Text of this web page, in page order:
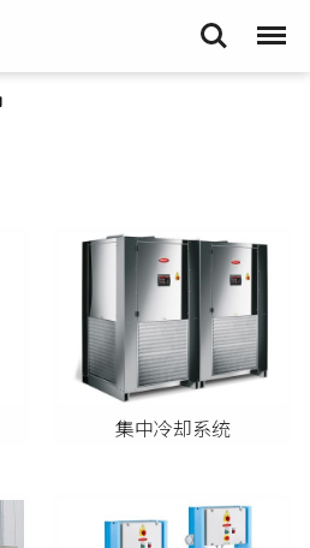
Search Menu
集中冷却系统